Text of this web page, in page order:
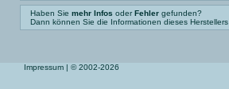
Haben Sie mehr Infos oderFehler gefunden?
Dann können Sie die Informationen dieses Herstellers
Impressum | © 2002-2026